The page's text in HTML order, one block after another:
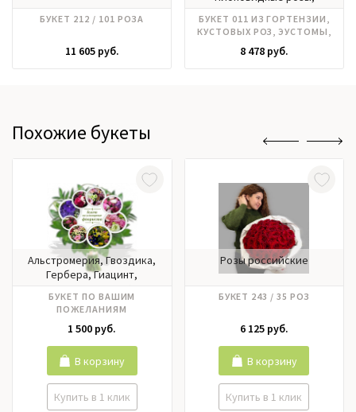
БУКЕТ 212 / 101 РОЗА
11 605 руб.
БУКЕТ 011 ИЗ ГОРТЕНЗИИ,
КУСТОВЫХ РОЗ, ЭУСТОМЫ,
ОРХИДЕИ
8 478 руб.
Похожие букеты
Альстромерия, Гвоздика,
Гербера, Гиацинт,
Лилии, Матрикария,
Нарцисс, Нобилис,
Орхидея, Пионовидные
розы, Пионы, Подсолнух,
Ранункулюс, Роза кустовая,
Розы российские, Розы
эквадор, Тюльпаны,
Фрезия, Хризантема,
БУКЕТ ПО ВАШИМ
ПОЖЕЛАНИЯМ
1 500 руб.
Купить в 1 клик
В корзину
Розы российские
БУКЕТ 243 / 35 РОЗ
6 125 руб.
Купить в 1 клик
В корзину